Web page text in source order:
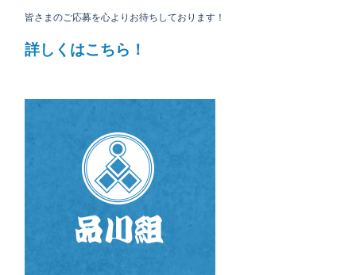
皆さまのご応募を心よりお待ちしております！
詳しくはこちら！